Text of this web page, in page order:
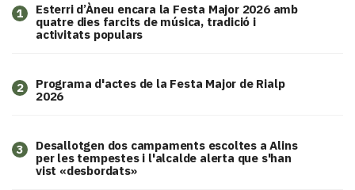
1
Esterri d’Àneu encara la Festa Major 2026 amb
quatre dies farcits de música, tradició i
activitats populars
2
Programa d'actes de la Festa Major de Rialp
2026
3
​Desallotgen dos campaments escoltes a Alins
per les tempestes i l'alcalde alerta que s'han
vist «desbordats»